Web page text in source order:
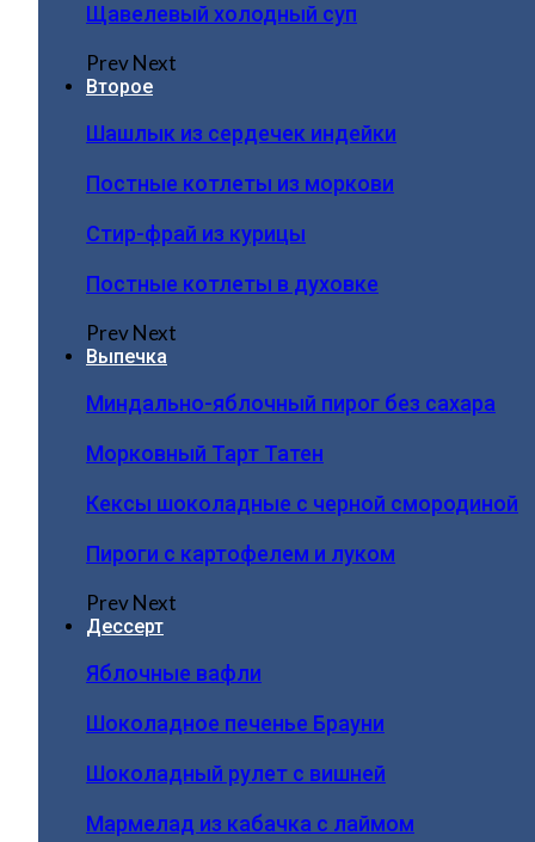
Щавелевый холодный суп
PrevNext
Второе
Шашлык из сердечек индейки
Постные котлеты из моркови
Стир-фрай из курицы
Постные котлеты в духовке
PrevNext
Выпечка
Миндально-яблочный пирог без сахара
Морковный Тарт Татен
Кексы шоколадные с черной смородиной
Пироги c картофелем и луком
PrevNext
Дессерт
Яблочные вафли
Шоколадное печенье Брауни
Шоколадный рулет с вишней
Мармелад из кабачка с лаймом